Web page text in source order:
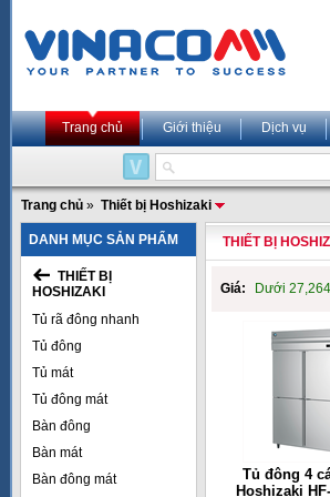
Trang chủ Giới thiệu Dịch vụ
Trang chủ » Thiết bị Hoshizaki
DANH MỤC SẢN PHẨM
THIẾT BỊ
HOSHIZAKI
Tủ rã đông nhanh
Tủ đông
Tủ mát
Tủ đông mát
Bàn đông
Bàn mát
Bàn đông mát
THIẾT BỊ
Giá: Dưới
Tủ đông 4
Hoshizaki